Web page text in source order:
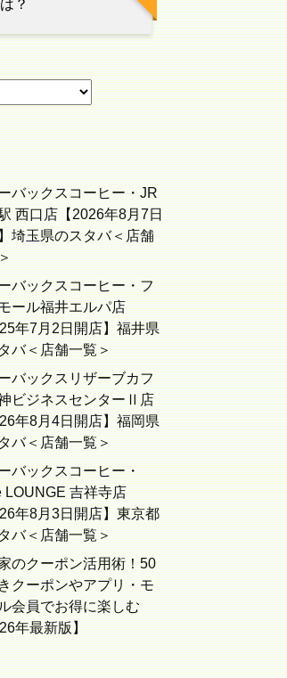
？
バックスコーヒー・JR
西口店【2026年8月7日
埼玉県のスタバ＜店舗
バックスコーヒー・フ
ール福井エルパ店
年7月2日開店】福井県
バ＜店舗一覧＞
バックスリザーブカフ
ビジネスセンターⅡ店
年8月4日開店】福岡県
バ＜店舗一覧＞
バックスコーヒー・
LOUNGE 吉祥寺店
年8月3日開店】東京都
バ＜店舗一覧＞
のクーポン活用術！50
クーポンやアプリ・モ
会員でお得に楽しむ
年最新版】